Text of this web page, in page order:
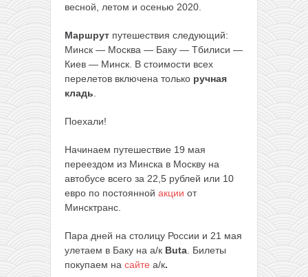
весной, летом и осенью 2020.
Маршрут путешествия следующий:
Минск — Москва — Баку — Тбилиси —
Киев — Минск. В стоимости всех
перелетов включена только ручная
кладь
Поехали!
Начинаем путешествие 19 мая
переездом из Минска в Москву на
автобусе всего за 22,5 рублей или 10
евро по постоянной акции от
Минсктранс.
Пара дней на столицу России и 21 мая
улетаем в Баку на а/к Buta . Билеты
покупаем на сайте а/к.